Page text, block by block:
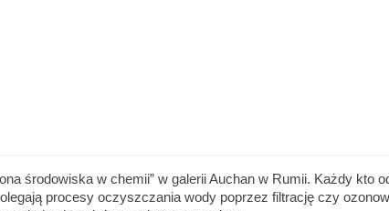
środowiska w chemii” w galerii Auchan w Rumii. Każdy kto
procesy oczyszczania wody poprzez filtrację czy